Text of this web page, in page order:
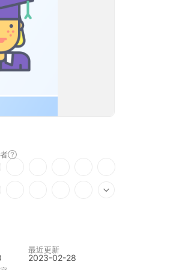
最近更新
2023-02-28